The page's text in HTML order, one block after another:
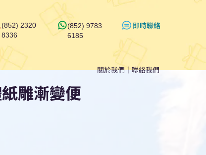
(852) 2320
8336
(852) 9783
6185
​即時聯絡
關於我們｜聯絡我們
雕漸變便